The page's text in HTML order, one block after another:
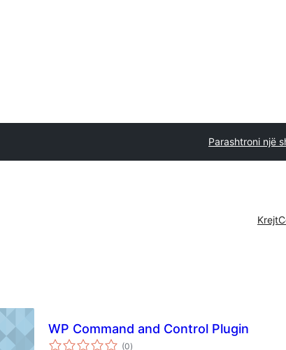
Parashtroni një
Krejt
WP Command and Control Plugin
(0vlerësime
)